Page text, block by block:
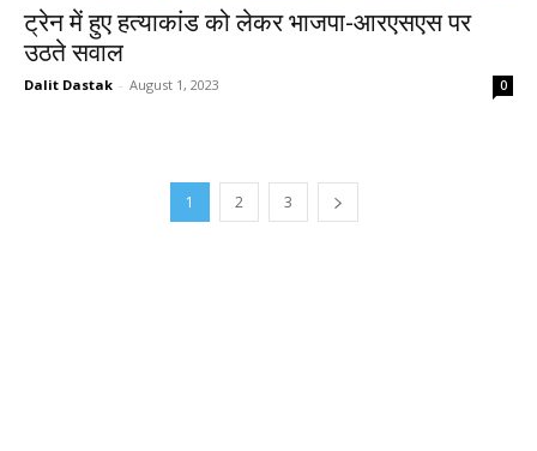
ट्रेन में हुए हत्याकांड को लेकर भाजपा-आरएसएस पर
उठते सवाल
Dalit Dastak - August 1, 2023 0
1 2 3